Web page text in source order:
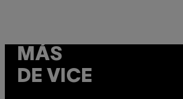
MÁS
DE VICE